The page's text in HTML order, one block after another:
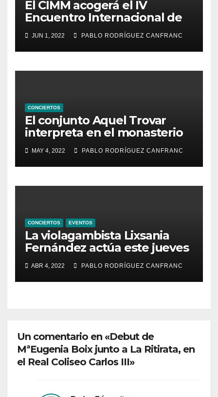
El CIMM acogerá el IV
Encuentro Internacional de
Ministriles
JUN 1, 2022 PABLO RODRÍGUEZ CANFRANC
CONCIERTOS
El conjunto Aquel Trovar
interpreta en el monasterio
de Santa María de la
Valldigna las cantigas de
Alfonso X el Sabio
MAY 4, 2022 PABLO RODRÍGUEZ CANFRANC
CONCIERTOS EVENTOS
La violagambista Lixsania
Fernández actúa este jueves
en el ciclo de música en
directo de Fundación Cañada
Blanch
ABR 4, 2022 PABLO RODRÍGUEZ CANFRANC
Un comentario en «Debut de
MªEugenia Boix junto a La Ritirata, en
el Real Coliseo Carlos III»